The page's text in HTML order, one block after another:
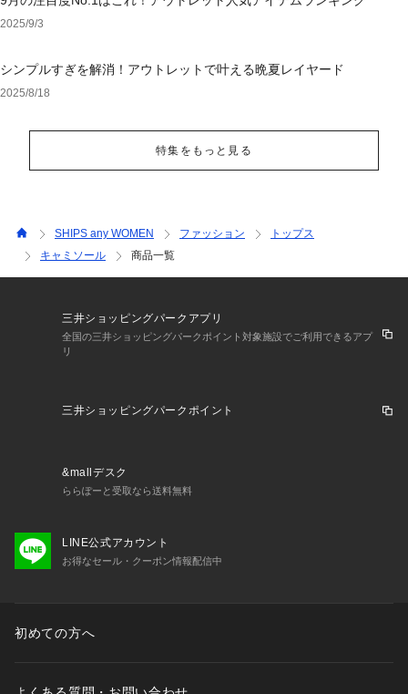
2025/9/3
シンプルすぎを解消！アウトレットで叶える晩夏レイヤード
2025/8/18
特集をもっと見る
SHIPS any WOMEN ファッション
トップス
キャミソール
商品一覧
三井ショッピングパークアプリ
全国の三井ショッピングパークポイント対象施設でご利用できるアプ
リ
三井ショッピングパークポイント
&mallデスク
ららぽーと受取なら送料無料
LINE公式アカウント
お得なセール・クーポン情報配信中
初めての方へ